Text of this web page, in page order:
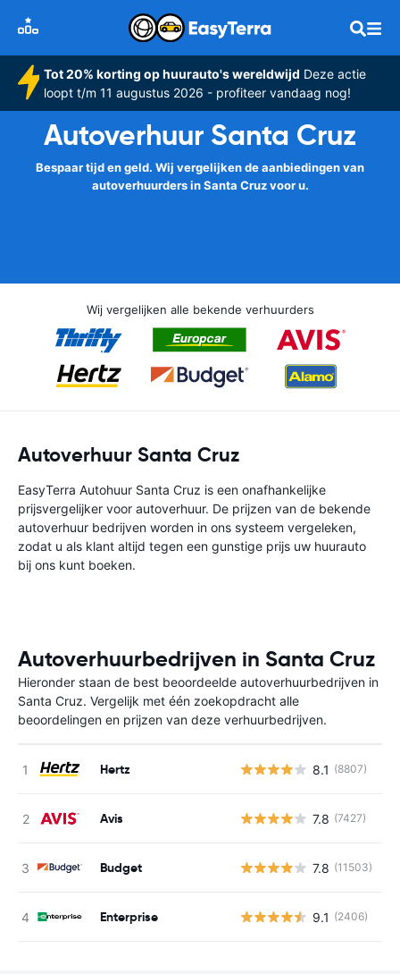
Tot 20% korting op huurauto's wereldwijd Deze actie
loopt t/m 11 augustus 2026 - profiteer vandaag nog!
Autoverhuur Santa Cruz
Bespaar tijd en geld. Wij vergelijken de aanbiedingen van
autoverhuurders in Santa Cruz voor u.
Wij vergelijken alle bekende verhuurders
Autoverhuur Santa Cruz
EasyTerra Autohuur Santa Cruz is een onafhankelijke
prijsvergelijker voor autoverhuur. De prijzen van de bekende
autoverhuur bedrijven worden in ons systeem vergeleken,
zodat u als klant altijd tegen een gunstige prijs uw huurauto
bij ons kunt boeken.
Autoverhuurbedrijven in Santa Cruz
Hieronder staan de best beoordeelde autoverhuurbedrijven in
Santa Cruz. Vergelijk met één zoekopdracht alle
beoordelingen en prijzen van deze verhuurbedrijven.
Hertz 8.1 (8807)
Avis 7.8 (7427)
Budget 7.8 (11503)
Enterprise 9.1 (2406)